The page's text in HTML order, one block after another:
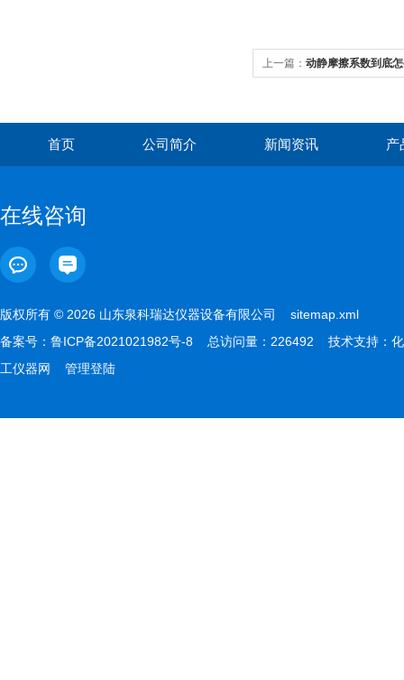
上一篇： 动静摩擦系数到底
首页 公司简介 新闻资讯 产
在线咨询
版权所有 © 2026 山东泉科瑞达仪器设备有限公司 sitemap.xml
备案号： 鲁ICP备2021021982号-8 总访问量：226492 技术支持： 化
工仪器网
管理登陆